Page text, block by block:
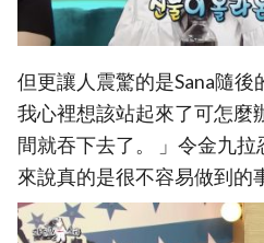
但更讓人震驚的是Sana隨後
我心裡想該站起來了可怎麼
間就吞下去了。 」令金九
來說真的是很不容易做到的